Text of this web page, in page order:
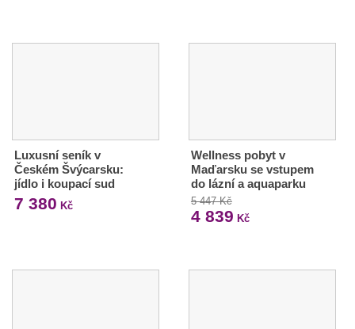
Luxusní seník v
Českém Švýcarsku:
jídlo i koupací sud
7 380 Kč
Wellness pobyt v
Maďarsku se vstupem
do lázní a aquaparku
5 447 Kč
4 839 Kč